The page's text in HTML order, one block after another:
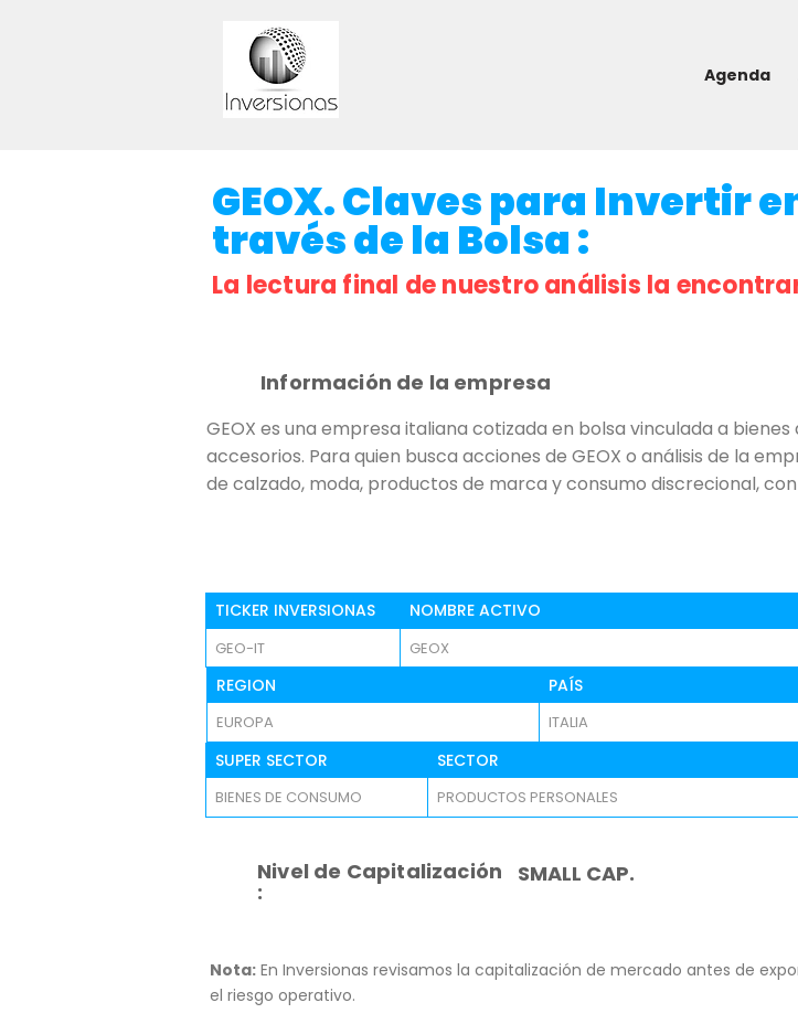
Agenda
GEOX. Claves para Invertir
través de la Bolsa :
La lectura final de nuestro análisis la
Información de la empresa
GEOX es una empresa italiana cotizada en bolsa vinculada a
accesorios. Para quien busca acciones de GEOX o análisis de la
de calzado, moda, productos de marca y consumo discrecional, con
TICKER INVERSIONAS NOMBRE ACTIVO
GEO-IT GEOX
REGION PAÍS
EUROPA ITALIA
SUPER SECTOR SECTOR
BIENES DE CONSUMO PRODUCTOS PERSONALES
Nivel de Capitalización
:
SMALL CAP.
Nota: En Inversionas revisamos la capitalización de mercado antes de
el riesgo operativo.